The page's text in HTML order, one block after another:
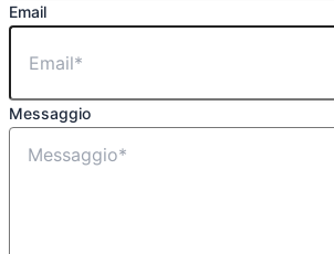
Email
Messaggio